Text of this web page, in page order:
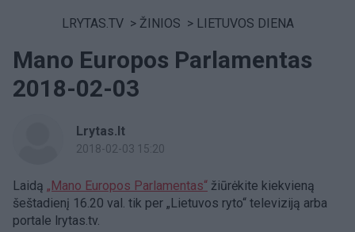
LRYTAS.TV > ŽINIOS > LIETUVOS DIENA
Mano Europos Parlamentas
2018-02-03
Lrytas.lt
2018-02-03 15:20
Laidą „Mano Europos Parlamentas“ žiūrėkite kiekvieną
šeštadienį 16.20 val. tik per „Lietuvos ryto“ televiziją arba
portale lrytas.tv.